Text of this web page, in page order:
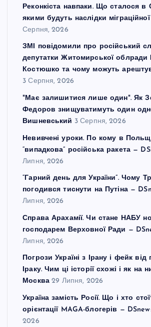
п
с
в
Реконкіста навпаки. Що сталося в
якими будуть наслідки
Серпня, 2026
ЗМІ повідомили про російський
депутатки Житомирської облради
Костюшко та чому можуть
3 Серпня, 2026
"Має залишитися лише один". Як
Федоров знищуватимуть один
Вишневський 3 Серпня, 2026
Невивчені уроки. По кому в
“випадкова” російська ракета —
Липня, 2026
“Гарний день для України”. Чому
погодився тиснути на Путіна —
Липня, 2026
Справа Арахамії. Чи стане НАБУ
господарем Верховної Ради —
Липня, 2026
Погрози Україні з Ірану і фейк
Іраку. Чим ці історії схожі і як на
Москва 29 Липня, 2026
Україна замість Росії. Що і хто
орієнтації MAGA-блогерів —
2026